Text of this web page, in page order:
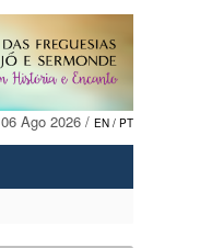
06 Ago 2026 /EN/ PT